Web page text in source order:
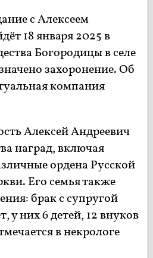
с Алексеем
18 января 2025 в
Богородицы в селе
захоронение. Об
компания
Алексей Андреевич
наград, включая
ордена Русской
Его семья также
брак с супругой
у них 6 детей, 12 внуков
в некрологе